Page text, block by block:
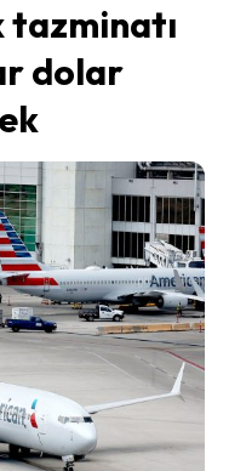
tazminatı
dolar